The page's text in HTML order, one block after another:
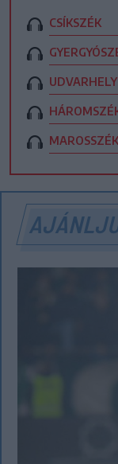
CSÍKSZÉK
MAROSSZÉK